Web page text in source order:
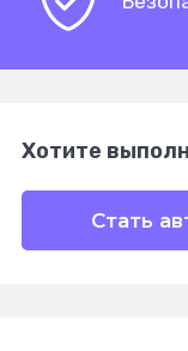
Хотите
Стать